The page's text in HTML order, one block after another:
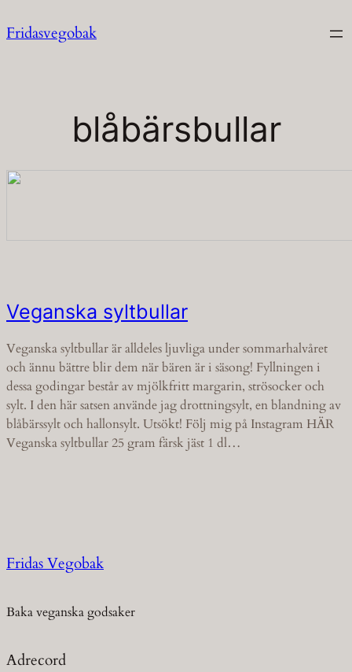
till
Fridasvegobak
blåbärsbullar
Veganska syltbullar
Veganska syltbullar är alldeles ljuvliga under sommarhalvåret
och ännu bättre blir dem när bären är i säsong! Fyllningen i
dessa godingar består av mjölkfritt margarin, strösocker och
sylt. I den här satsen använde jag drottningsylt, en blandning av
blåbärssylt och hallonsylt. Utsökt! Följ mig på Instagram HÄR
Veganska syltbullar 25 gram färsk jäst 1 dl…
Fridas Vegobak
Baka veganska godsaker
Adrecord